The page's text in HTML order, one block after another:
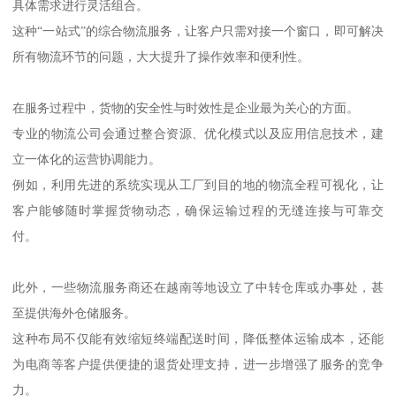
具体需求进行灵活组合。
这种“一站式”的综合物流服务，让客户只需对接一个窗口，即可解决
所有物流环节的问题，大大提升了操作效率和便利性。
在服务过程中，货物的安全性与时效性是企业最为关心的方面。
专业的物流公司会通过整合资源、优化模式以及应用信息技术，建
立一体化的运营协调能力。
例如，利用先进的系统实现从工厂到目的地的物流全程可视化，让
客户能够随时掌握货物动态，确保运输过程的无缝连接与可靠交
付。
此外，一些物流服务商还在越南等地设立了中转仓库或办事处，甚
至提供海外仓储服务。
这种布局不仅能有效缩短终端配送时间，降低整体运输成本，还能
为电商等客户提供便捷的退货处理支持，进一步增强了服务的竞争
力。